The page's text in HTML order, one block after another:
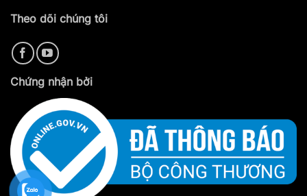
Theo dõi chúng tôi
Chứng nhận bởi